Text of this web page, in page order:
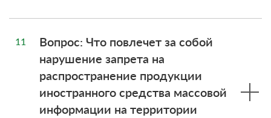
11
Вопрос: Что повлечет за собой
нарушение запрета на
распространение продукции
иностранного средства массовой
информации на территории